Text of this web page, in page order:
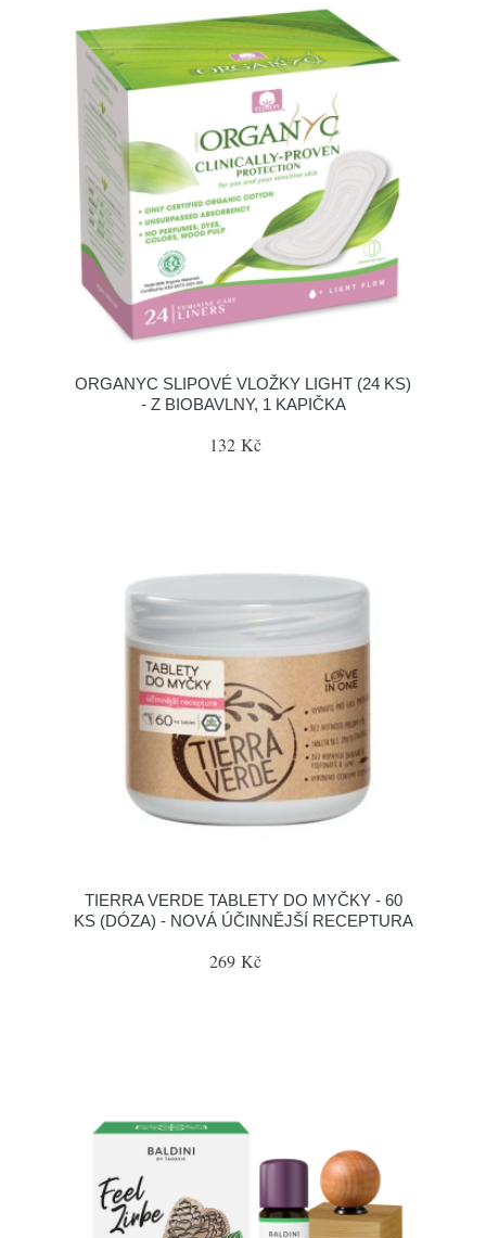
ORGANYC SLIPOVÉ VLOŽKY LIGHT (24 KS)
- Z BIOBAVLNY, 1 KAPIČKA
132 Kč
TIERRA VERDE TABLETY DO MYČKY - 60
KS (DÓZA) - NOVÁ ÚČINNĚJŠÍ RECEPTURA
269 Kč